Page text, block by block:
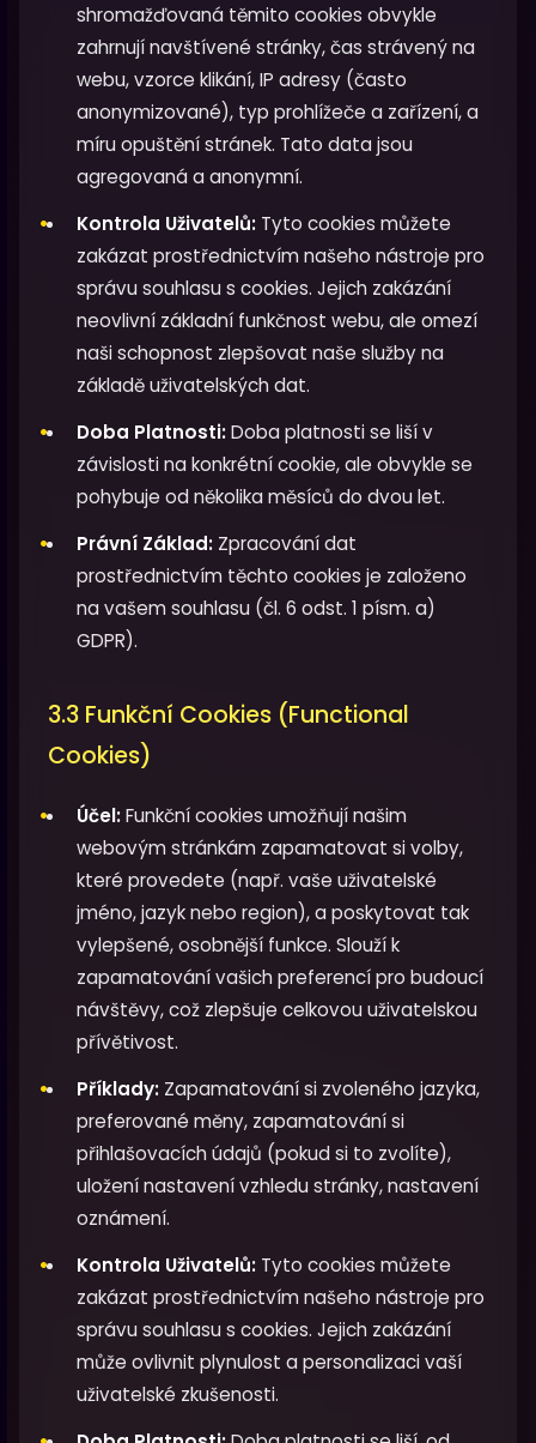
shromažďovaná těmito cookies obvykle
zahrnují navštívené stránky, čas strávený na
webu, vzorce klikání, IP adresy (často
anonymizované), typ prohlížeče a zařízení, a
míru opuštění stránek. Tato data jsou
agregovaná a anonymní.
Kontrola Uživatelů: Tyto cookies můžete
zakázat prostřednictvím našeho nástroje pro
správu souhlasu s cookies. Jejich zakázání
neovlivní základní funkčnost webu, ale omezí
naši schopnost zlepšovat naše služby na
základě uživatelských dat.
Doba Platnosti:Doba platnosti se liší v
závislosti na konkrétní cookie, ale obvykle se
pohybuje od několika měsíců do dvou let.
Právní Základ: Zpracování dat
prostřednictvím těchto cookies je založeno
na vašem souhlasu (čl. 6 odst. 1 písm. a)
GDPR).
3.3 Funkční Cookies (Functional
Cookies)
Účel:Funkční cookies umožňují našim
webovým stránkám zapamatovat si volby,
které provedete (např. vaše uživatelské
jméno, jazyk nebo region), a poskytovat tak
vylepšené, osobnější funkce. Slouží k
zapamatování vašich preferencí pro budoucí
návštěvy, což zlepšuje celkovou uživatelskou
přívětivost.
Příklady: Zapamatování si zvoleného jazyka,
preferované měny, zapamatování si
přihlašovacích údajů (pokud si to zvolíte),
uložení nastavení vzhledu stránky, nastavení
oznámení.
Kontrola Uživatelů: Tyto cookies můžete
zakázat prostřednictvím našeho nástroje pro
správu souhlasu s cookies. Jejich zakázání
může ovlivnit plynulost a personalizaci vaší
uživatelské zkušenosti.